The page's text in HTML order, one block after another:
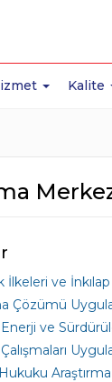
Kalite
İlkeleri ve
Çözümü
ve